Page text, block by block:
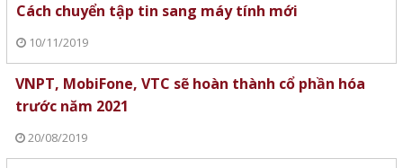
Cách chuyển tập tin sang máy tính mới
10/11/2019
VNPT, MobiFone, VTC sẽ hoàn thành cổ phần hóa
trước năm 2021
20/08/2019